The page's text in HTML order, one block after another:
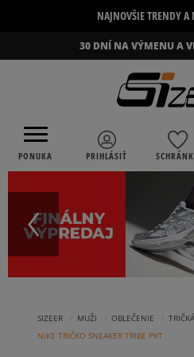
NAJNOVŠIE TRENDY
30 DNÍ NA VÝMENU A
PONUKA PRIHLÁSIŤ
SIZEER MUŽI OBLEČENIE TRIČKÁ
NIKE TRIČKO SNEAKER TRIBE PKT